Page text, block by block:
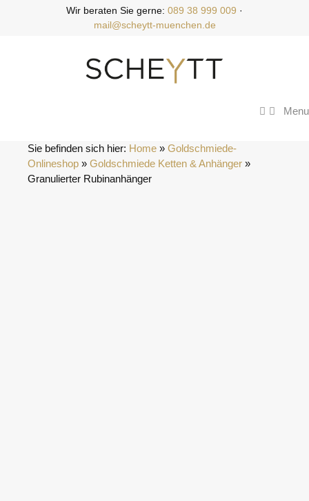
Wir beraten Sie gerne: 089 38 999 009 ·
mail@scheytt-muenchen.de
Menu
Sie befinden sich hier: Home » Goldschmiede-
Onlineshop » Goldschmiede Ketten & Anhänger »
Granulierter Rubinanhänger